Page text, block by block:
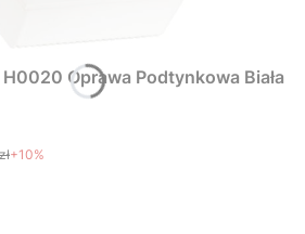
Oprawa Podtynkowa Biała
+10%